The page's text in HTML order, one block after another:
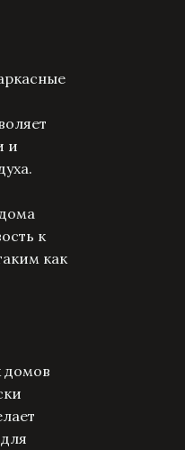
и
к
как
домов